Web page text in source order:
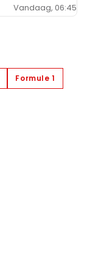
Vandaag, 06:45
Formule 1